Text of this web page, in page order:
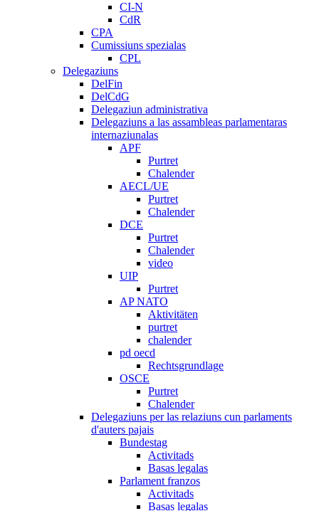
CI-N
CdR
CPA
Cumissiuns spezialas
CPL
Delegaziuns
DelFin
DelCdG
Delegaziun administrativa
Delegaziuns a las assambleas parlamentaras
internaziunalas
APF
Purtret
Chalender
AECL/UE
Purtret
Chalender
DCE
Purtret
Chalender
video
UIP
Purtret
AP NATO
Aktivitäten
purtret
chalender
pd oecd
Rechtsgrundlage
OSCE
Purtret
Chalender
Delegaziuns per las relaziuns cun parlaments
d'auters pajais
Bundestag
Activitads
Basas legalas
Parlament franzos
Activitads
Basas legalas